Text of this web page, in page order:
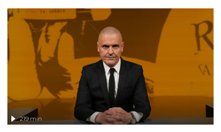
219 min